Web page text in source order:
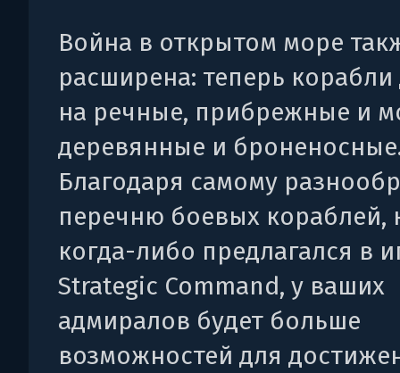
Война в открытом море
расширена: теперь корабли
на речные, прибрежные и
деревянные и
Благодаря самому
перечню боевых кораблей,
когда-либо предлагался в
Strategic Command, у ваших
адмиралов будет больше
возможностей для